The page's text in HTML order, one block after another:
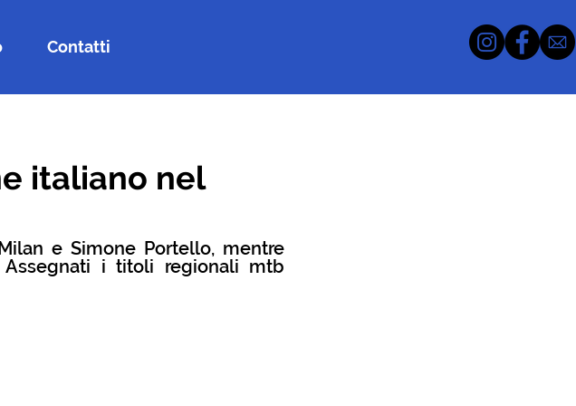
Contatti
italiano nel
e Simone Portello, mentre
Assegnati i titoli regionali mtb